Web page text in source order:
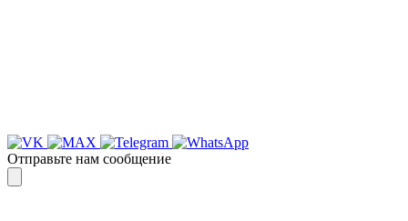
Отправьте нам сообщение